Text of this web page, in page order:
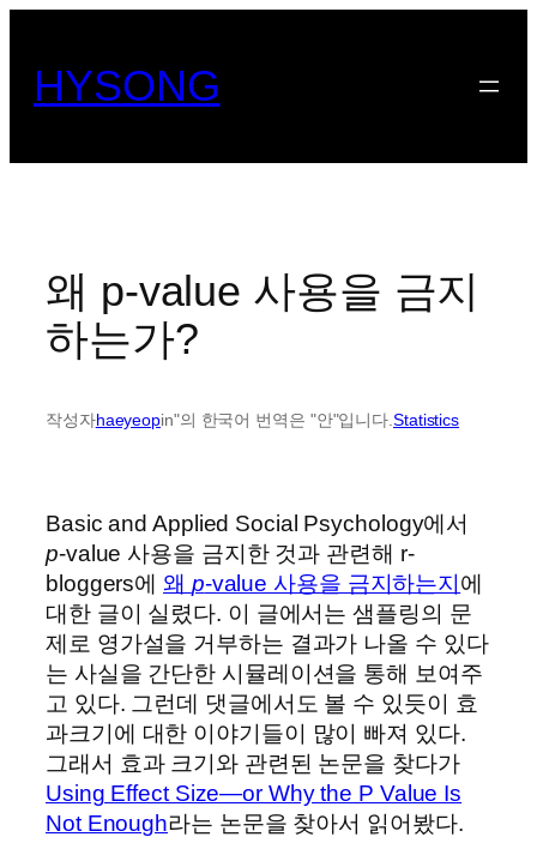
HYSONG
왜 p-value 사용을 금지
하는가?
작성자haeyeopin"의 한국어 번역은 "안"입니다.Statistics
Basic and Applied Social Psychology에서
p-value 사용을 금지한 것과 관련해 r-
bloggers에 왜 p-value 사용을 금지하는지 에
대한 글이 실렸다. 이 글에서는 샘플링의 문
제로 영가설을 거부하는 결과가 나올 수 있다
는 사실을 간단한 시뮬레이션을 통해 보여주
고 있다. 그런데 댓글에서도 볼 수 있듯이 효
과크기에 대한 이야기들이 많이 빠져 있다.
그래서 효과 크기와 관련된 논문을 찾다가
Using Effect Size—or Why the P Value Is
Not Enough라는 논문을 찾아서 읽어봤다.